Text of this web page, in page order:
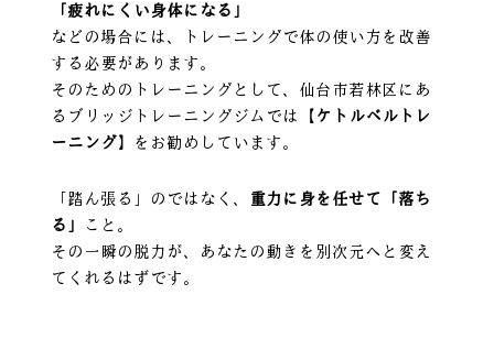
「疲れにくい身体になる」
などの場合には、トレーニングで体の使い方を改善
する必要があります。
そのためのトレーニングとして、仙台市若林区にあ
るブリッジトレーニングジムでは
【ケトルベルトレ
ーニング】
をお勧めしています。
「踏ん張る」のではなく、
重力に身を任せて「落ち
る」
こと。
その一瞬の脱力が、あなたの動きを別次元へと変え
てくれるはずです。